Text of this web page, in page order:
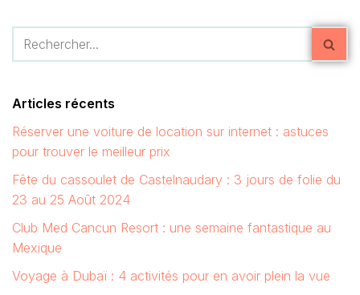
Articles récents
Réserver une voiture de location sur internet : astuces
pour trouver le meilleur prix
Fête du cassoulet de Castelnaudary : 3 jours de folie du
23 au 25 Août 2024
Club Med Cancun Resort : une semaine fantastique au
Mexique
Voyage à Dubaï : 4 activités pour en avoir plein la vue